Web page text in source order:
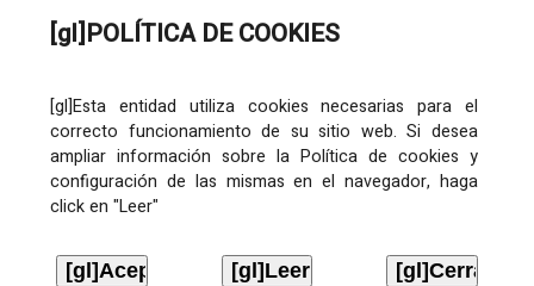
[gl]POLÍTICA DE COOKIES
[gl]Esta entidad utiliza cookies necesarias para el
correcto funcionamiento de su sitio web. Si desea
ampliar información sobre la Política de cookies y
configuración de las mismas en el navegador, haga
click en "Leer"